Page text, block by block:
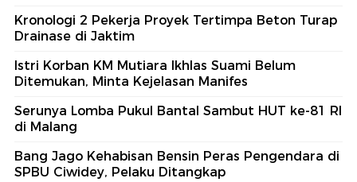
Kronologi 2 Pekerja Proyek Tertimpa Beton Turap
Drainase di Jaktim
Istri Korban KM Mutiara Ikhlas Suami Belum
Ditemukan, Minta Kejelasan Manifes
Serunya Lomba Pukul Bantal Sambut HUT ke-81 RI
di Malang
Bang Jago Kehabisan Bensin Peras Pengendara di
SPBU Ciwidey, Pelaku Ditangkap